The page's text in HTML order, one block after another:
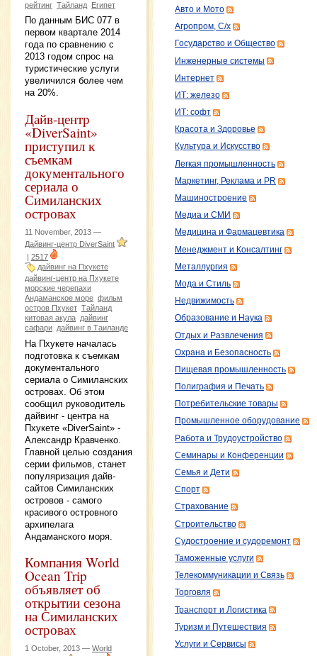
рейтинг Тайланд Египет
По данным БИС 077 в
первом квартале 2014
года по сравнению с
2013 годом спрос на
туристические услуги
увеличился более чем
на 20%.
Дайв-центр
«DiverSaint»
приступил к
съемкам
документального
сериала о
Симиланских
островах
11 November, 2013 —
Дайвинг-центр DiverSaint
| 2517
дайвинг на Пхукете
дайвинг-центр на Пхукете
морские черепахи
Андаманское море фильм
остров Пхукет Тайланд
китовая акула дайвинг
сафари дайвинг в Таиланде
На Пхукете началась
подготовка к съемкам
документального
сериала о Симиланских
островах. Об этом
сообщил руководитель
дайвинг - центра на
Пхукете «DiverSaint» -
Александр Кравченко.
Главной целью создания
серии фильмов, станет
популяризация дайв-
сайтов Симиланских
островов - самого
красивого островного
архипелага
Андаманского моря.
Компания World
Ocean Trip
объявляет об
открытии сезона
на Симиланских
островах
1 October, 2013 — World
Авто и Мото
Агропром, С/х
Государство и Общество
Инженерные системы
Интернет
ИТ: железо
ИТ: софт
Красота и Здоровье
Культура и Искусство
Легкая промышленность
Маркетинг, Реклама и PR
Машиностроение
Медиа и СМИ
Медицина и Фармацевтика
Менеджмент и Консалтинг
Металлургия
Мода и Стиль
Недвижимость
Образование и Наука
Отдых и Развлечения
Охрана и Безопасность
Пищевая промышленность
Полиграфия и Печать
Потребительские товары
Промышленное оборудование
Работа и Трудоустройство
Семинары и Конференции
Семья и Дети
Спорт
Страхование
Строительство
Судостроение и судоремонт
Таможенные услуги
Телекоммуникации и Связь
Торговля
Транспорт и Логистика
Туризм и Путешествия
Услуги и Сервисы